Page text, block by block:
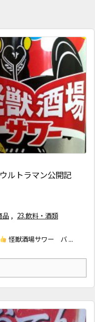
ルトラマン公開記
品 , 23.飲料・酒類
怪獣酒場サワー バ ...